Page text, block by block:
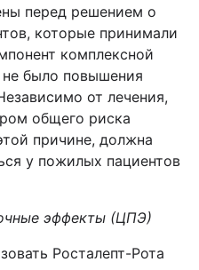
перед решением о
которые принимали
комплексной
было повышения
от лечения,
общего риска
причине, должна
у пожилых пациентов
эффекты (ЦПЭ)
Росталепт-Рота